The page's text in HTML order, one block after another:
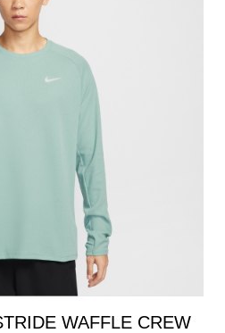
WAFFLE CREW